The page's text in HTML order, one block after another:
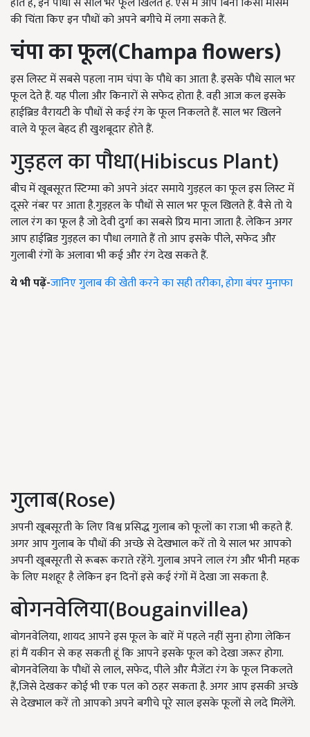
की चिंता किए इन पौधों को अपने बगीचे में लगा सकते हैं.
चंपा का फूल(Champa flowers)
इस लिस्ट में सबसे पहला नाम चंपा के पौधे का आता है. इसके पौधे साल भर
फूल देते हैं. यह पीला और किनारों से सफेद होता है. वही आज कल इसके
हाईब्रिड वैरायटी के पौधों से कई रंग के फूल निकलते हैं. साल भर खिलने
वाले ये फूल बेहद ही खुशबूदार होते हैं.
गुड़हल का पौधा(Hibiscus Plant)
बीच में खूबसूरत स्टिग्मा को अपने अंदर समाये गुड़हल का फूल इस लिस्ट में
दूसरे नंबर पर आता है.गुड़हल के पौधों से साल भर फूल खिलते हैं. वैसे तो ये
लाल रंग का फूल है जो देवी दुर्गा का सबसे प्रिय माना जाता है. लेकिन अगर
आप हाईब्रिड गुड़हल का पौधा लगाते हैं तो आप इसके पीले, सफेद और
गुलाबी रंगों के अलावा भी कई और रंग देख सकते हैं.
ये भी पढ़ें-जानिए गुलाब की खेती करने का सही तरीका, होगा बंपर मुनाफा
गुलाब(Rose)
अपनी खूबसूरती के लिए विश्व प्रसिद्ध गुलाब को फूलों का राजा भी कहते हैं.
अगर आप गुलाब के पौधों की अच्छे से देखभाल करें तो ये साल भर आपको
अपनी खूबसूरती से रूबरू कराते रहेंगे. गुलाब अपने लाल रंग और भीनी महक
के लिए मशहूर है लेकिन इन दिनों इसे कई रंगों में देखा जा सकता है.
बोगनवेलिया(Bougainvillea)
बोगनवेलिया, शायद आपने इस फूल के बारें में पहले नहीं सुना होगा लेकिन
हां मैं यकीन से कह सकती हूं कि आपने इसके फूल को देखा जरूर होगा.
बोगनवेलिया के पौधों से लाल, सफेद, पीले और मैजेंटा रंग के फूल निकलते
हैं,जिसे देखकर कोई भी एक पल को ठहर सकता है. अगर आप इसकी अच्छे
से देखभाल करें तो आपको अपने बगीचे पूरे साल इसके फूलों से लदे मिलेंगे.